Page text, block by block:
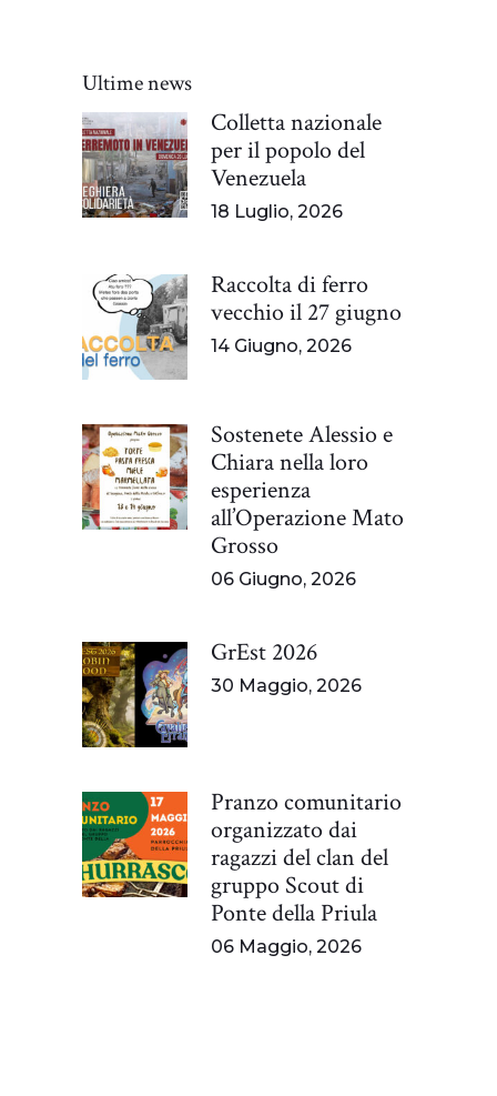
Ultime news
Colletta nazionale
per il popolo del
Venezuela
18 Luglio, 2026
Raccolta di ferro
vecchio il 27 giugno
14 Giugno, 2026
Sostenete Alessio e
Chiara nella loro
esperienza
all’Operazione Mato
Grosso
06 Giugno, 2026
GrEst 2026
30 Maggio, 2026
Pranzo comunitario
organizzato dai
ragazzi del clan del
gruppo Scout di
Ponte della Priula
06 Maggio, 2026